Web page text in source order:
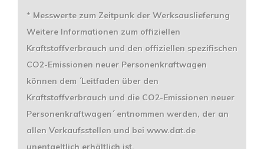
* Messwerte zum Zeitpunk der Werksauslieferung
Weitere Informationen zum offiziellen
Kraftstoffverbrauch und den offiziellen spezifischen
CO2-Emissionen neuer Personenkraftwagen
können dem ´Leitfaden über den
Kraftstoffverbrauch und die CO2-Emissionen neuer
Personenkraftwagen´ entnommen werden, der an
allen Verkaufsstellen und bei www.dat.de
unentgeltlich erhältlich ist.